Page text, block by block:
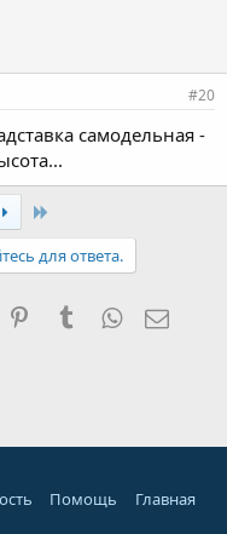
#20
самодельная -
Last
для ответа.
PinterestTumblrWhatsApp
Помощь Главная